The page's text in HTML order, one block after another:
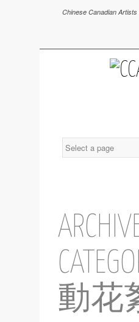
Chinese Canadian
動花